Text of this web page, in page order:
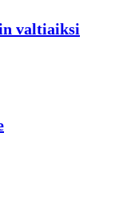
valtiaiksi